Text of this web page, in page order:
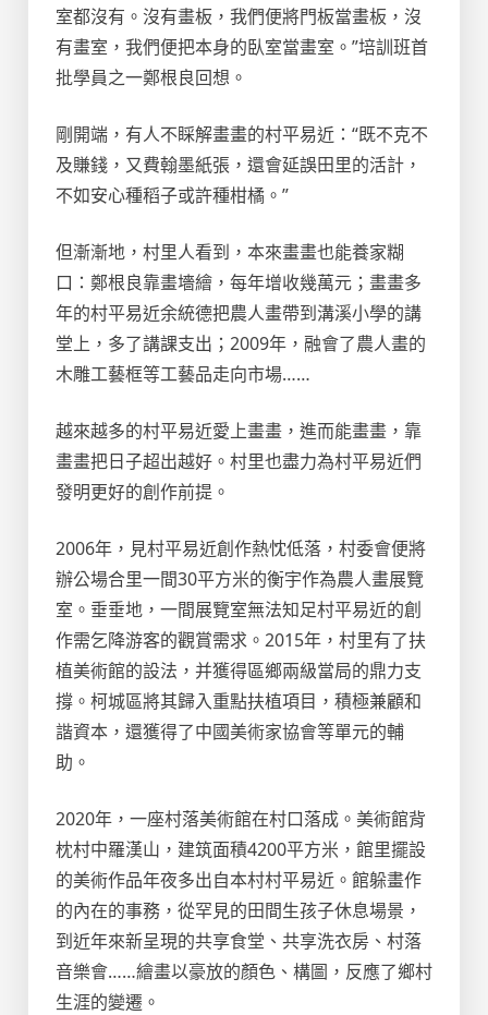
室都沒有。沒有畫板，我們便將門板當畫板，沒
有畫室，我們便把本身的臥室當畫室。”培訓班首
批學員之一鄭根良回想。
剛開端，有人不睬解畫畫的村平易近：“既不克不
及賺錢，又費翰墨紙張，還會延誤田里的活計，
不如安心種稻子或許種柑橘。”
但漸漸地，村里人看到，本來畫畫也能養家糊
口：鄭根良靠畫墻繪，每年增收幾萬元；畫畫多
年的村平易近余統德把農人畫帶到溝溪小學的講
堂上，多了講課支出；2009年，融會了農人畫的
木雕工藝框等工藝品走向市場……
越來越多的村平易近愛上畫畫，進而能畫畫，靠
畫畫把日子超出越好。村里也盡力為村平易近們
發明更好的創作前提。
2006年，見村平易近創作熱忱低落，村委會便將
辦公場合里一間30平方米的衡宇作為農人畫展覽
室。垂垂地，一間展覽室無法知足村平易近的創
作需乞降游客的觀賞需求。2015年，村里有了扶
植美術館的設法，并獲得區鄉兩級當局的鼎力支
撐。柯城區將其歸入重點扶植項目，積極兼顧和
諧資本，還獲得了中國美術家協會等單元的輔
助。
2020年，一座村落美術館在村口落成。美術館背
枕村中羅漢山，建筑面積4200平方米，館里擺設
的美術作品年夜多出自本村村平易近。館躲畫作
的內在的事務，從罕見的田間生孩子休息場景，
到近年來新呈現的共享食堂、共享洗衣房、村落
音樂會……繪畫以豪放的顏色、構圖，反應了鄉村
生涯的變遷。